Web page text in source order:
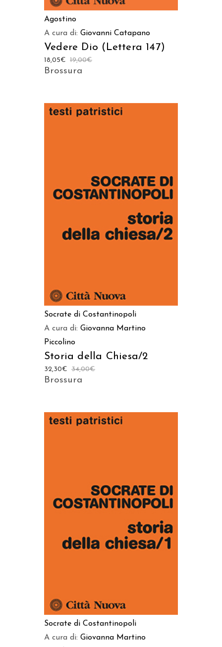
Agostino
A cura di: Giovanni Catapano
Vedere Dio (Lettera 147)
19,00€
18,05€
Brossura
Socrate di Costantinopoli
A cura di: Giovanna Martino
Piccolino
Storia della Chiesa/2
34,00€
32,30€
Brossura
Socrate di Costantinopoli
A cura di: Giovanna Martino